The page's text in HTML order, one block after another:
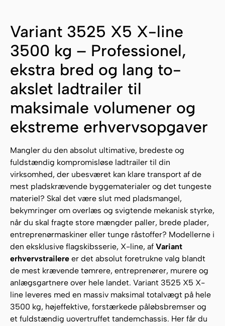
Variant 3525 X5 X-line
3500 kg – Professionel,
ekstra bred og lang to-
akslet ladtrailer til
maksimale volumener og
ekstreme erhvervsopgaver
Mangler du den absolut ultimative, bredeste og
fuldstændig kompromisløse ladtrailer til din
virksomhed, der ubesværet kan klare transport af de
mest pladskrævende byggematerialer og det tungeste
materiel? Skal det være slut med pladsmangel,
bekymringer om overlæs og svigtende mekanisk styrke,
når du skal fragte store mængder paller, brede plader,
entreprenørmaskiner eller tunge råstoffer? Modellerne i
den eksklusive flagskibsserie, X-line, af Variant
erhvervstrailere er det absolut foretrukne valg blandt
de mest krævende tømrere, entreprenører, murere og
anlægsgartnere over hele landet. Variant 3525 X5 X-
line leveres med en massiv maksimal totalvægt på hele
3500 kg, højeffektive, forstærkede påløbsbremser og
et fuldstændig uovertruffet tandemchassis. Her får du